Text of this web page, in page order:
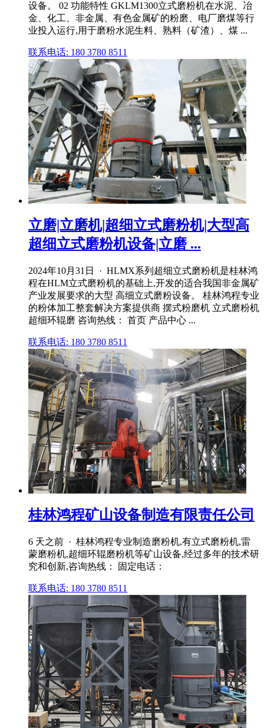
设备。 02 功能特性 GKLM1300立式磨粉机在水泥、冶
金、化工、非金属、有色金属矿的粉磨、电厂磨煤等行
业投入运行,用于磨粉水泥生料、熟料（矿渣）、煤 ...
联系电话: 180 3780 8511
立磨|立磨机|超细立式磨粉机|大型高
超细立式磨粉机设备|立磨 ...
2024年10月31日 · HLMX系列超细立式磨粉机是桂林鸿
程在HLM立式磨粉机的基础上,开发的适合我国非金属矿
产业发展要求的大型 高细立式磨粉设备。 桂林鸿程专业
的粉体加工整套解决方案提供商 摆式粉磨机 立式磨粉机
超细环辊磨 咨询热线： 首页 产品中心 ...
联系电话: 180 3780 8511
桂林鸿程矿山设备制造有限责任公司
6 天之前 · 桂林鸿程专业制造磨粉机,有立式磨粉机,雷
蒙磨粉机,超细环辊磨粉机等矿山设备,经过多年的技术研
究和创新,咨询热线： 固定电话：
联系电话: 180 3780 8511